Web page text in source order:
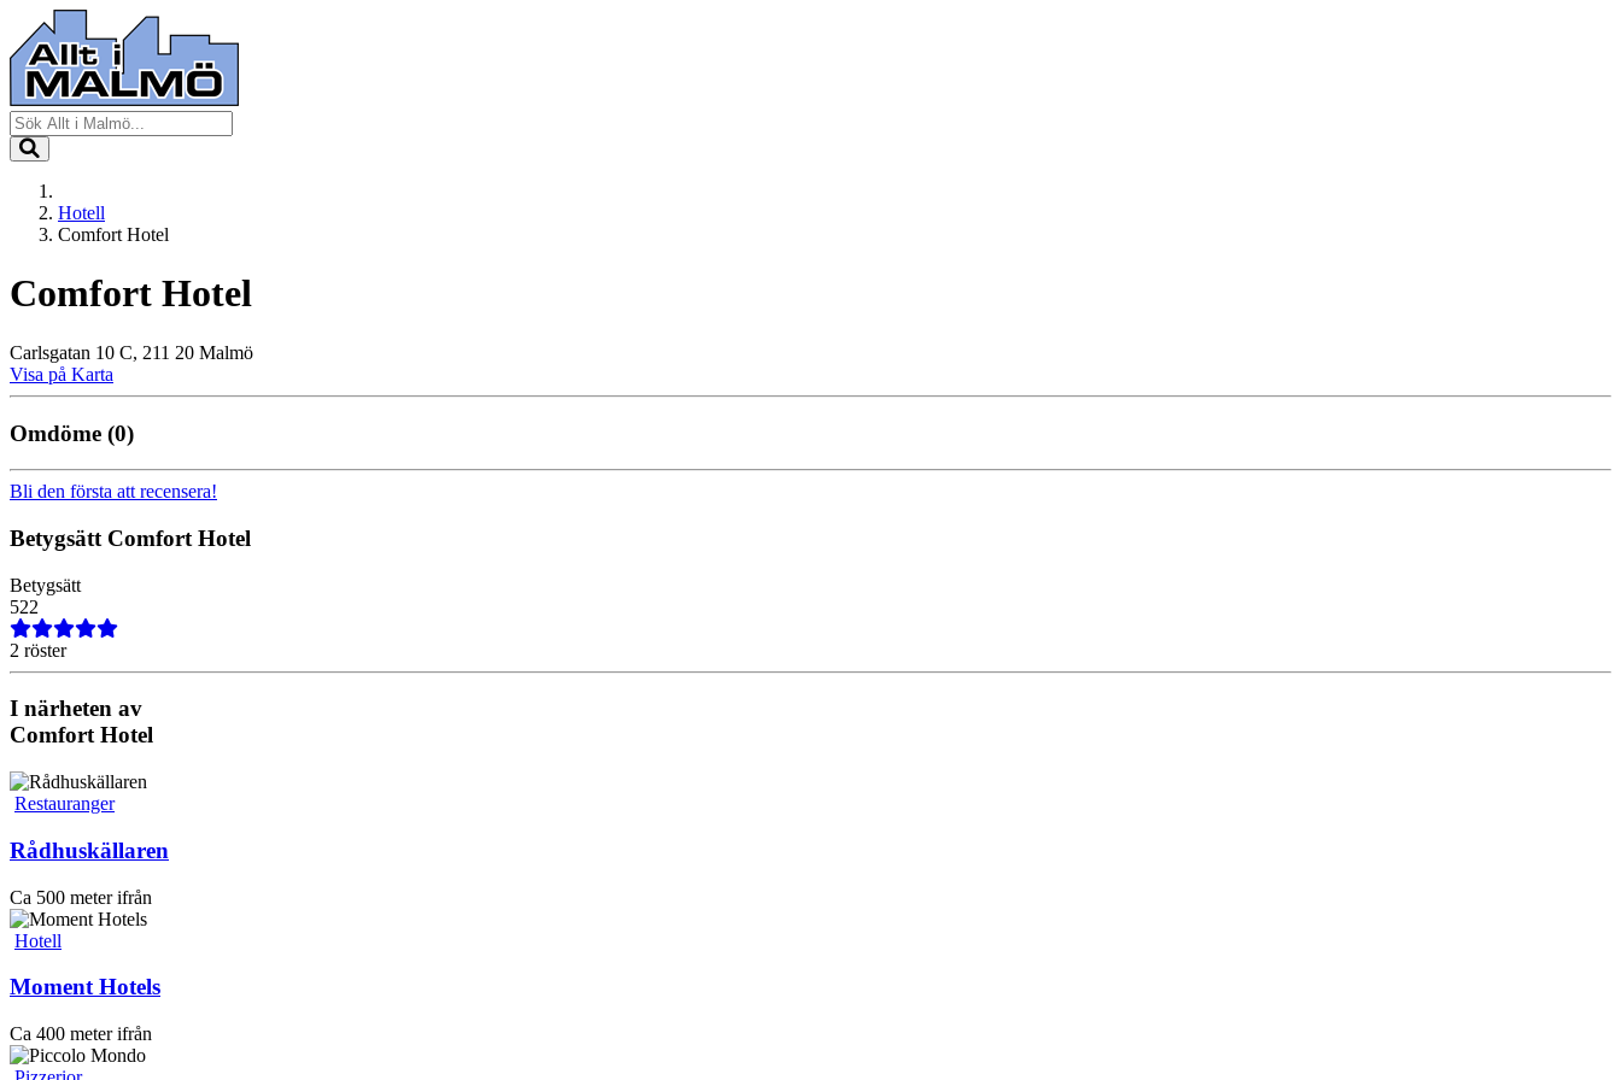
Hotell
Comfort Hotel
Comfort Hotel
Carlsgatan 10 C, 211 20 Malmö
Visa på Karta
Omdöme (0)
Bli den första att recensera!
Betygsätt Comfort Hotel
Betygsätt
522
2 röster
I närheten av
Comfort Hotel
Restauranger
Rådhuskällaren
Ca 500 meter ifrån
Hotell
Moment Hotels
Ca 400 meter ifrån